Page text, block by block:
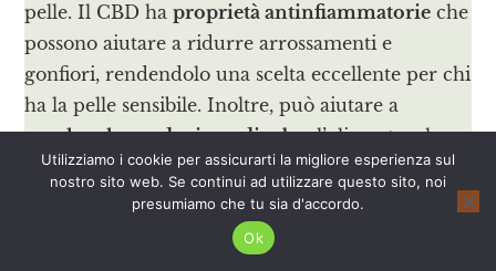
pelle. Il CBD haproprietà antinfiammatorie che
possono aiutare a ridurre arrossamenti e
gonfiori, rendendolo una scelta eccellente per chi
ha la pelle sensibile. Inoltre, può aiutare a
regolare la produzione di sebo, l’olio naturale
prodotto dalla pelle, che può aiutare a prevenire
i brufoli e l’acne.
cosmetici naturali al CBD di Crystalweed
Utilizziamo i cookie per assicurarti la migliore esperienza sul
nostro sito web. Se continui ad utilizzare questo sito, noi
presumiamo che tu sia d'accordo.
Ok